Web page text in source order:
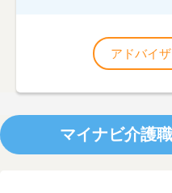
アドバイ
マイナビ介護